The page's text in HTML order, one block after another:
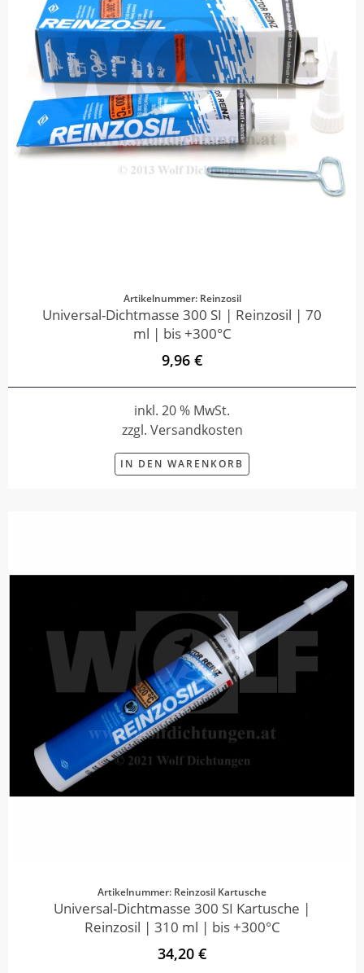
Artikelnummer: Reinzosil
Universal-Dichtmasse 300 SI | Reinzosil | 70
ml | bis +300°C
9,96 €
inkl. 20 % MwSt.
zzgl. Versandkosten
IN DEN WARENKORB
Artikelnummer: Reinzosil Kartusche
Universal-Dichtmasse 300 SI Kartusche |
Reinzosil | 310 ml | bis +300°C
34,20 €